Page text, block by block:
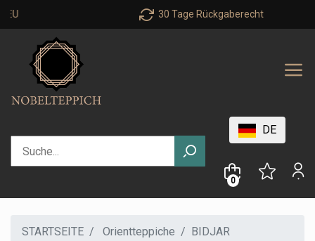
30 Tage Rückgaberecht
DE
0
STARTSEITE Orientteppiche BIDJAR